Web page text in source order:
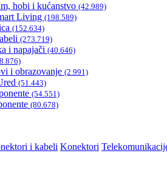
hobi i kućanstvo (42.989)
Living (198.589)
(152.634)
(273.719)
i napajači (40.646)
i obrazovanje (2.991)
(51.443)
(54.551)
(80.678)
i kabeli Konektori